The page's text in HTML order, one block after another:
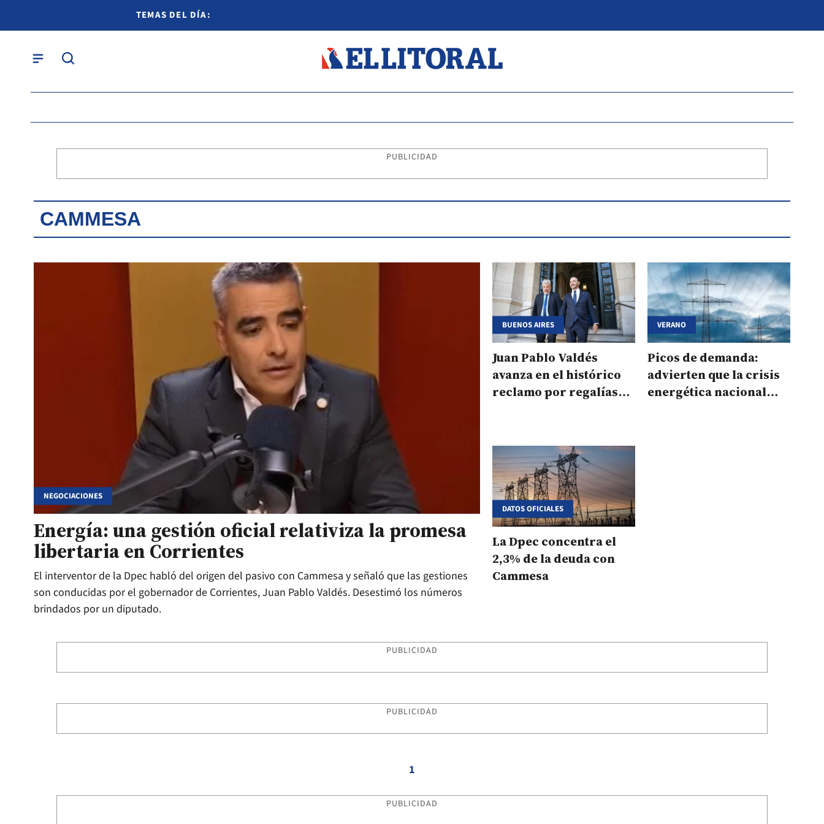
TEMAS DEL DÍA:
PUBLICIDAD
CAMMESA
NEGOCIACIONES
Energía: una gestión oficial relativiza la promesa
libertaria en Corrientes
El interventor de la Dpec habló del origen del pasivo con Cammesa y señaló que las gestiones
son conducidas por el gobernador de Corrientes, Juan Pablo Valdés. Desestimó los números
brindados por un diputado.
BUENOS AIRES
Juan Pablo Valdés
avanza en el histórico
reclamo por regalías
VERANO
Picos de demanda:
advierten que la crisis
energética nacional
DATOS OFICIALES
La Dpec concentra el
2,3% de la deuda con
Cammesa
PUBLICIDAD
PUBLICIDAD
1
PUBLICIDAD